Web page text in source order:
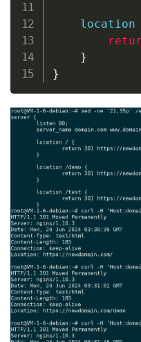
location
}
}